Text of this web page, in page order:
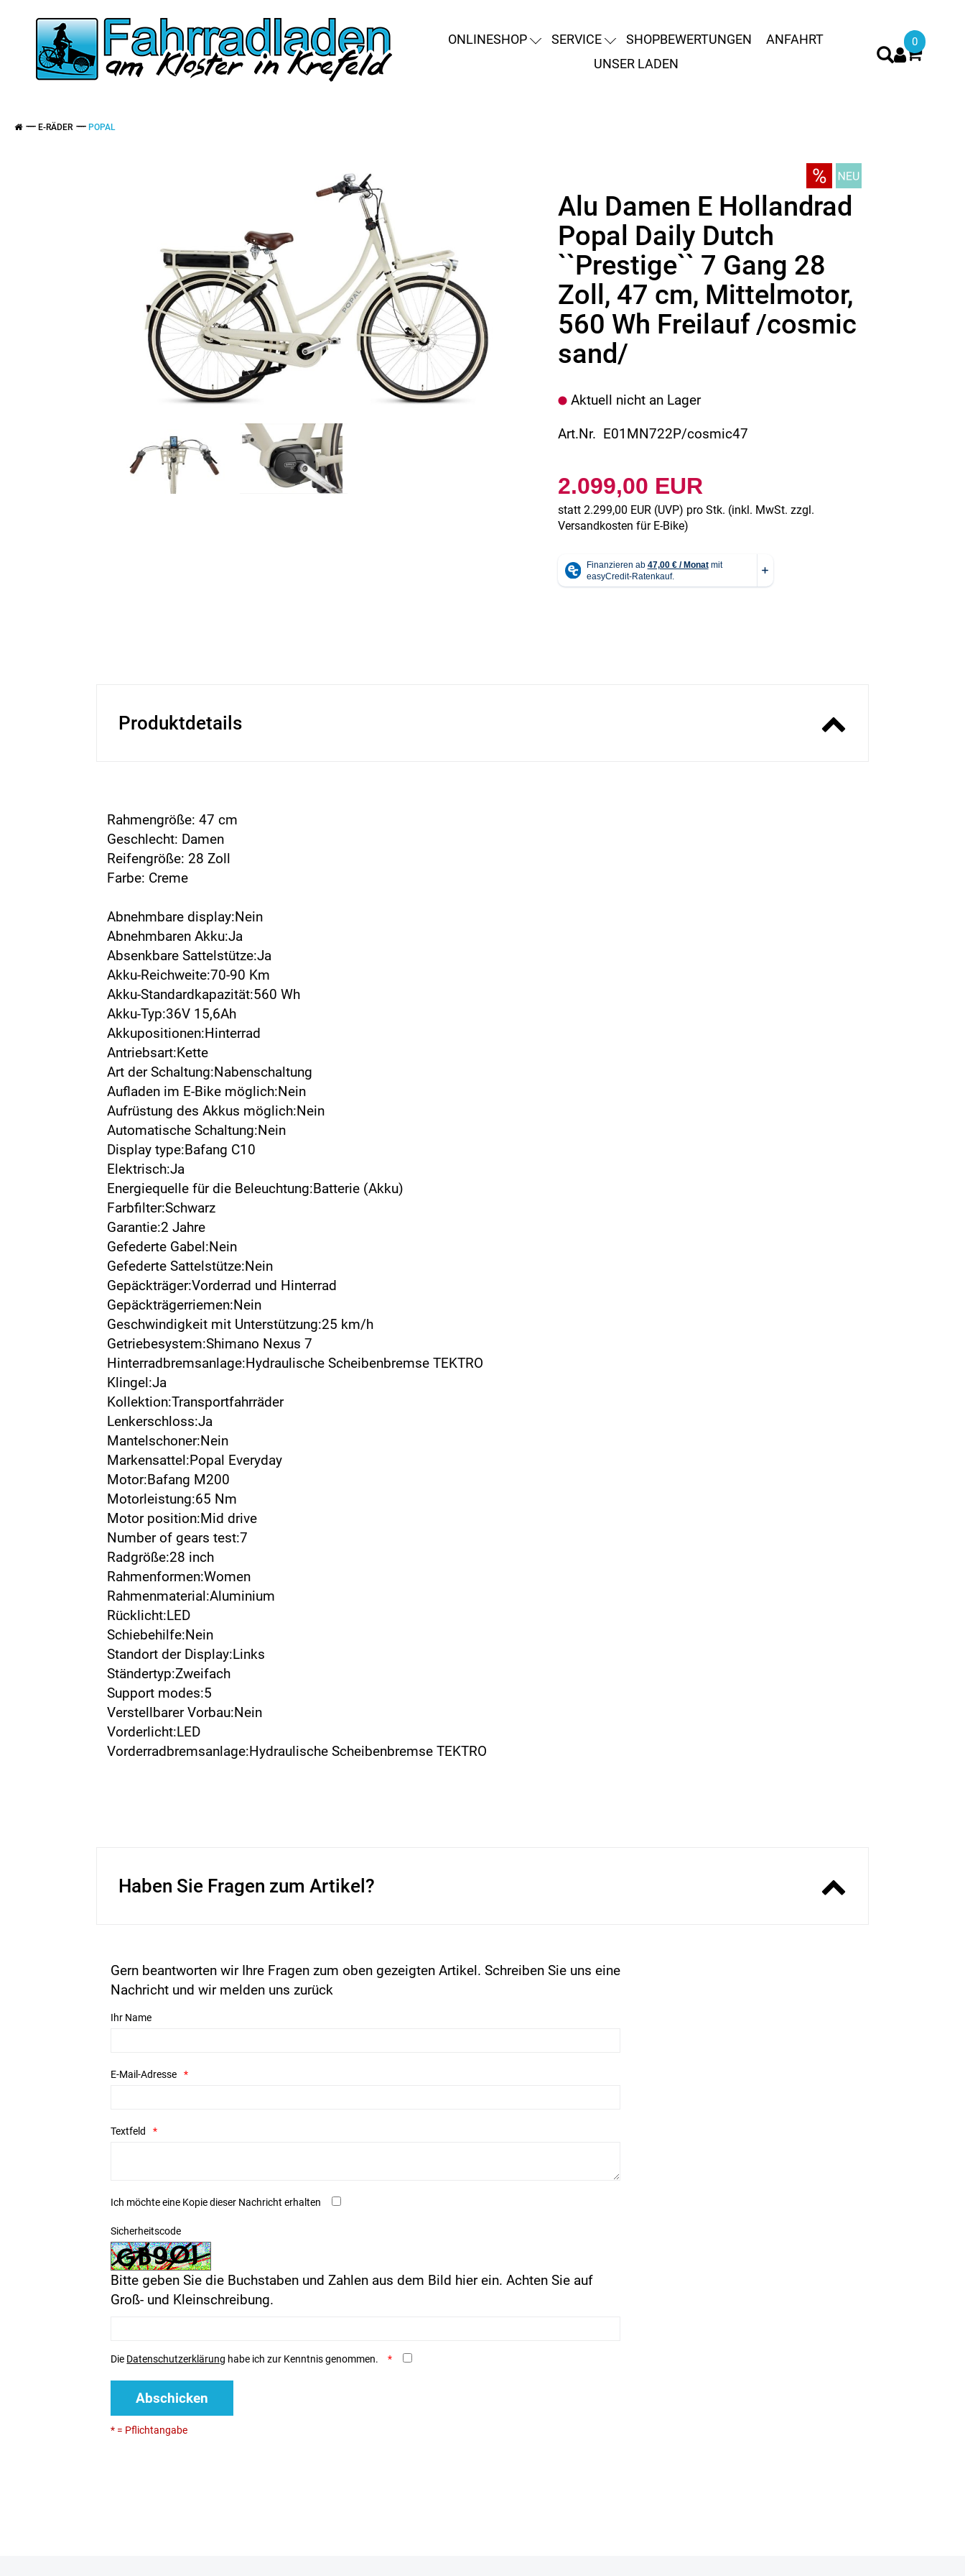
ONLINESHOP SERVICE SHOPBEWERTUNGEN
ANFAHRT
UNSER LADEN
0
E-RÄDER POPAL
Alu Damen E Hollandrad
Popal Daily Dutch
``Prestige`` 7 Gang 28
Zoll, 47 cm, Mittelmotor,
560 Wh Freilauf /cosmic
sand/
Aktuell nicht an Lager
Art.Nr. E01MN722P/cosmic47
2.099,00 EUR
statt 2.299,00 EUR(UVP) pro Stk. (inkl. MwSt. zzgl.
Versandkosten für E-Bike)
Produktdetails
Rahmengröße: 47 cm
Geschlecht: Damen
Reifengröße: 28 Zoll
Farbe: Creme
Abnehmbare display:Nein
Abnehmbaren Akku:Ja
Absenkbare Sattelstütze:Ja
Akku-Reichweite:70-90 Km
Akku-Standardkapazität:560 Wh
Akku-Typ:36V 15,6Ah
Akkupositionen:Hinterrad
Antriebsart:Kette
Art der Schaltung:Nabenschaltung
Aufladen im E-Bike möglich:Nein
Aufrüstung des Akkus möglich:Nein
Automatische Schaltung:Nein
Display type:Bafang C10
Elektrisch:Ja
Energiequelle für die Beleuchtung:Batterie (Akku)
Farbfilter:Schwarz
Garantie:2 Jahre
Gefederte Gabel:Nein
Gefederte Sattelstütze:Nein
Gepäckträger:Vorderrad und Hinterrad
Gepäckträgerriemen:Nein
Geschwindigkeit mit Unterstützung:25 km/h
Getriebesystem:Shimano Nexus 7
Hinterradbremsanlage:Hydraulische Scheibenbremse TEKTRO
Klingel:Ja
Kollektion:Transportfahrräder
Lenkerschloss:Ja
Mantelschoner:Nein
Markensattel:Popal Everyday
Motor:Bafang M200
Motorleistung:65 Nm
Motor position:Mid drive
Number of gears test:7
Radgröße:28 inch
Rahmenformen:Women
Rahmenmaterial:Aluminium
Rücklicht:LED
Schiebehilfe:Nein
Standort der Display:Links
Ständertyp:Zweifach
Support modes:5
Verstellbarer Vorbau:Nein
Vorderlicht:LED
Vorderradbremsanlage:Hydraulische Scheibenbremse TEKTRO
Haben Sie Fragen zum Artikel?
Gern beantworten wir Ihre Fragen zum oben gezeigten Artikel. Schreiben Sie uns eine
Nachricht und wir melden uns zurück
Ihr Name
E-Mail-Adresse
Textfeld
Ich möchte eine Kopie dieser Nachricht erhalten
Sicherheitscode
Bitte geben Sie die Buchstaben und Zahlen aus dem Bild hier ein. Achten Sie auf
Groß- und Kleinschreibung.
Die Datenschutzerklärung habe ich zur Kenntnis genommen.
Abschicken
* = Pflichtangabe